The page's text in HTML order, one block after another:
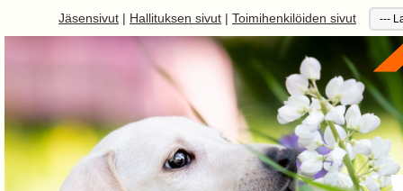
Jäsensivut | Hallituksen sivut | Toimihenkilöiden sivut